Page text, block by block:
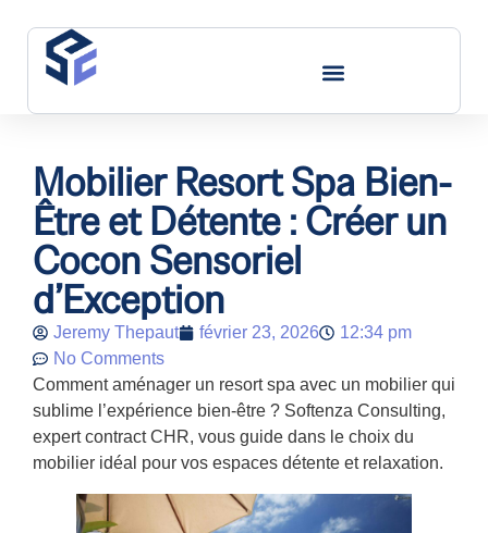
Mobilier Resort Spa Bien-
Être et Détente : Créer un
Cocon Sensoriel
d’Exception
Jeremy Thepaut février 23, 2026
12:34 pm
No Comments
Comment aménager un resort spa avec un mobilier qui
sublime l’expérience bien-être ? Softenza Consulting,
expert contract CHR, vous guide dans le choix du
mobilier idéal pour vos espaces détente et relaxation.